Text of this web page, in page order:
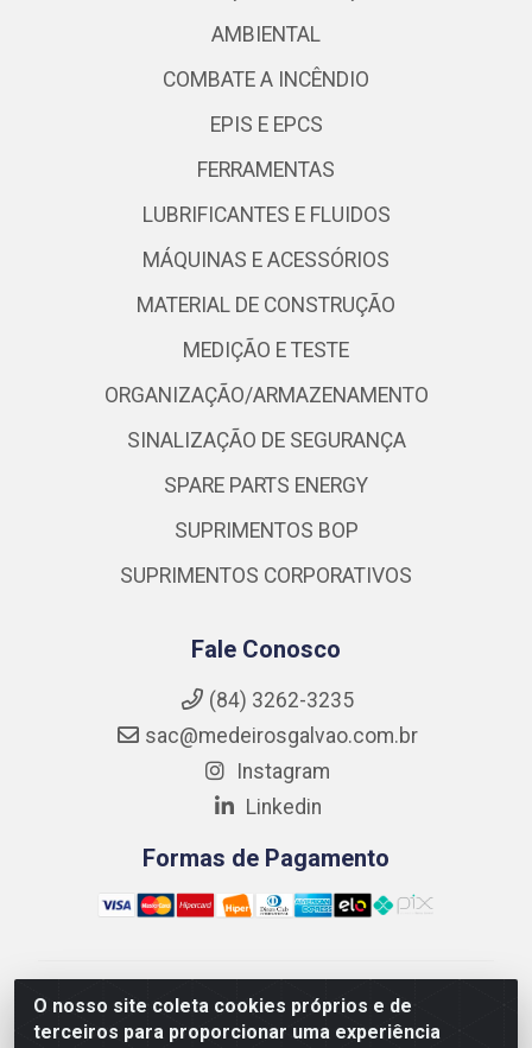
O nosso site coleta cookies próprios e de
terceiros para proporcionar uma experiência
AMBIENTAL
COMBATE A INCÊNDIO
EPIS E EPCS
FERRAMENTAS
LUBRIFICANTES E FLUIDOS
MÁQUINAS E ACESSÓRIOS
MATERIAL DE CONSTRUÇÃO
MEDIÇÃO E TESTE
ORGANIZAÇÃO/ARMAZENAMENTO
SINALIZAÇÃO DE SEGURANÇA
SPARE PARTS ENERGY
SUPRIMENTOS BOP
SUPRIMENTOS CORPORATIVOS
Fale Conosco
(84) 3262-3235
sac@medeirosgalvao.com.br
Instagram
Linkedin
Formas de Pagamento
Medeiros Galvão Soluções LTDA - Avenida Antônio
Severiano da Câmara - Br 406, 1111, Km 102 - Centro,